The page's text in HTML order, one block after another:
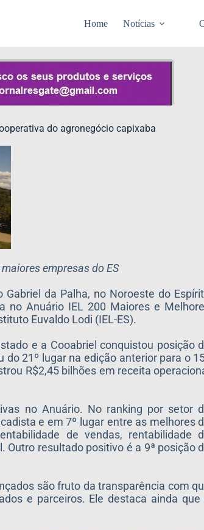
Home Notícias
do agronegócio capixaba
empresas do ES
da Palha, no Noroeste do
no Anuário IEL 200 Maiores e
Euvaldo Lodi (IEL-ES).
e a Cooabriel conquistou posição
21º lugar na edição anterior para o
R$2,45 bilhões em receita
no Anuário. No ranking por setor
e em 7º lugar entre as melhores
de vendas, rentabilidade
resultado positivo é a 9ª posição
são fruto da transparência com
e parceiros. Ele destaca ainda que